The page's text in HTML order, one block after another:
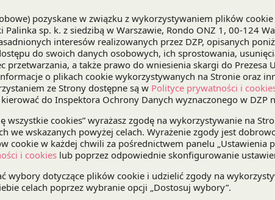
poszukujących źródeł finansowania lub
Podczas spotkania nasi specjaliści -
Sprawka, Senior Tax Manager, orazJakub
jak skorzystać z ulg podatkowych w działalności
jak skorzystać z programu GAMEINN,
jak chronić własność intelektualną w
Udział w spotkaniu jestbezpłatnyi możliwy po
Zgłoszenia prosimy kierować do15 września
lub telefoniczną, pod numerem: +48 22 557 76
Więcej informacji na temat programu